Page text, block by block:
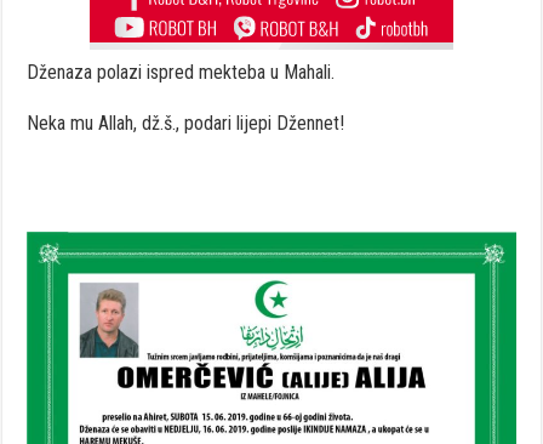
Dženaza polazi ispred mekteba u Mahali.
Neka mu Allah, dž.š., podari lijepi Džennet!